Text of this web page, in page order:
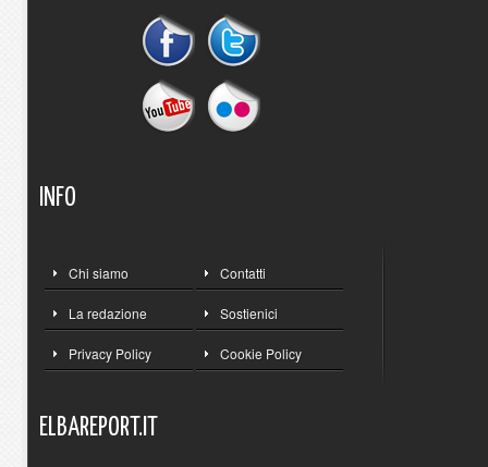
INFO
Chi siamo Contatti
La redazione Sostienici
Privacy Policy Cookie Policy
ELBAREPORT.IT